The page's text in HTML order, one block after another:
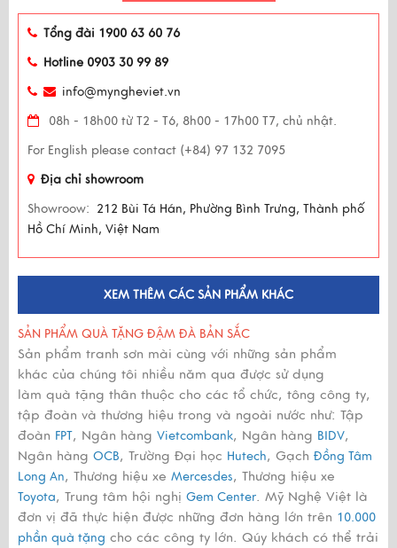
Tổng đài 1900 63 60 76
Hotline 0903 30 99 89
info@myngheviet.vn
08h - 18h00 từ T2 - T6, 8h00 - 17h00 T7, chủ nhật.
For English please contact (+84) 97 132 7095
Địa chỉ showroom
Showroow: 212 Bùi Tá Hán, Phường Bình Trưng, Thành phố
Hồ Chí Minh, Việt Nam
XEM THÊM CÁC SẢN PHẨM KHÁC
SẢN PHẨM QUÀ TẶNG ĐẬM ĐÀ BẢN SẮC
Sản phẩm tranh sơn mài cùng với những sản phẩm
khác của chúng tôi nhiều năm qua được sử dụng
làm quà tặng thân thuộc cho các tổ chức, tông công ty,
tập đoàn và thương hiệu trong và ngoài nước như: Tập
đoàn FPT, Ngân hàng Vietcombank, Ngân hàng BIDV,
Ngân hàng OCB, Trường Đại học Hutech, Gạch Đồng Tâm
Long An, Thương hiệu xe Mercesdes, Thương hiệu xe
Toyota, Trung tâm hội nghị Gem Center . Mỹ Nghệ Việt là
đơn vị đã thực hiện được những đơn hàng lớn trên 10.000
phần quà tặng cho các công ty lớn. Qúy khách có thể trải